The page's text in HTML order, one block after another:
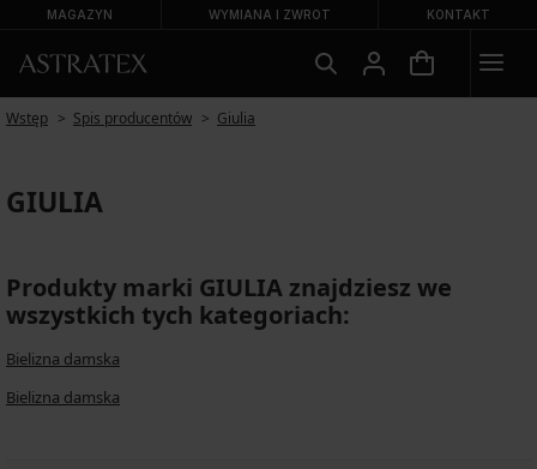
MAGAZYN WYMIANA I ZWROT KONTAKT
Wstęp Spis producentów Giulia
GIULIA
Produkty marki GIULIA znajdziesz we
wszystkich tych kategoriach:
Bielizna damska
Bielizna damska